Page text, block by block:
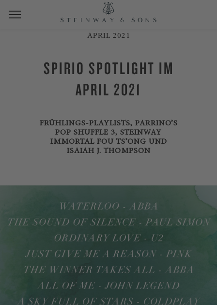
APRIL 2021
SPIRIO SPOTLIGHT IM
APRIL 2021
FRÜHLINGS-PLAYLISTS, PARRINO’S
POP SHUFFLE 3, STEINWAY
IMMORTAL FOU TS’ONG UND
ISAIAH J. THOMPSON